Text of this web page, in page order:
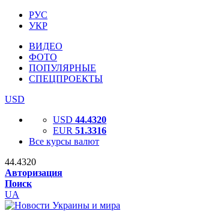
РУС
УКР
ВИДЕО
ФОТО
ПОПУЛЯРНЫЕ
СПЕЦПРОЕКТЫ
USD
USD 44.4320
EUR 51.3316
Все курсы валют
44.4320
Авторизация
Поиск
UA